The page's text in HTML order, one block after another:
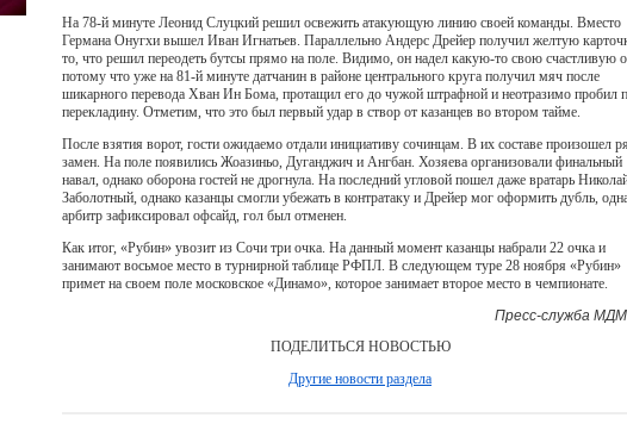
На 78-й минуте Леонид Слуцкий решил освежить атакующую линию своей команды. Вместо
Германа Онугхи вышел Иван Игнатьев. Параллельно Андерс Дрейер получил желтую
то, что решил переодеть бутсы прямо на поле. Видимо, он надел какую-то свою счастливую
потому что уже на 81-й минуте датчанин в районе центрального круга получил мяч после
шикарного перевода Хван Ин Бома, протащил его до чужой штрафной и неотразимо пробил
перекладину. Отметим, что это был первый удар в створ от казанцев во втором тайме.
После взятия ворот, гости ожидаемо отдали инициативу сочинцам. В их составе произошел
замен. На поле появились Жоазиньо, Дуганджич и Ангбан. Хозяева организовали финальный
навал, однако оборона гостей не дрогнула. На последний угловой пошел даже вратарь
Заболотный, однако казанцы смогли убежать в контратаку и Дрейер мог оформить дубль,
арбитр зафиксировал офсайд, гол был отменен.
Как итог, «Рубин» увозит из Сочи три очка. На данный момент казанцы набрали 22 очка и
занимают восьмое место в турнирной таблице РФПЛ. В следующем туре 28 ноября «Рубин»
примет на своем поле московское «Динамо», которое занимает второе место в чемпионате.
Пресс-служба
ПОДЕЛИТЬСЯ НОВОСТЬЮ
Другие новости раздела